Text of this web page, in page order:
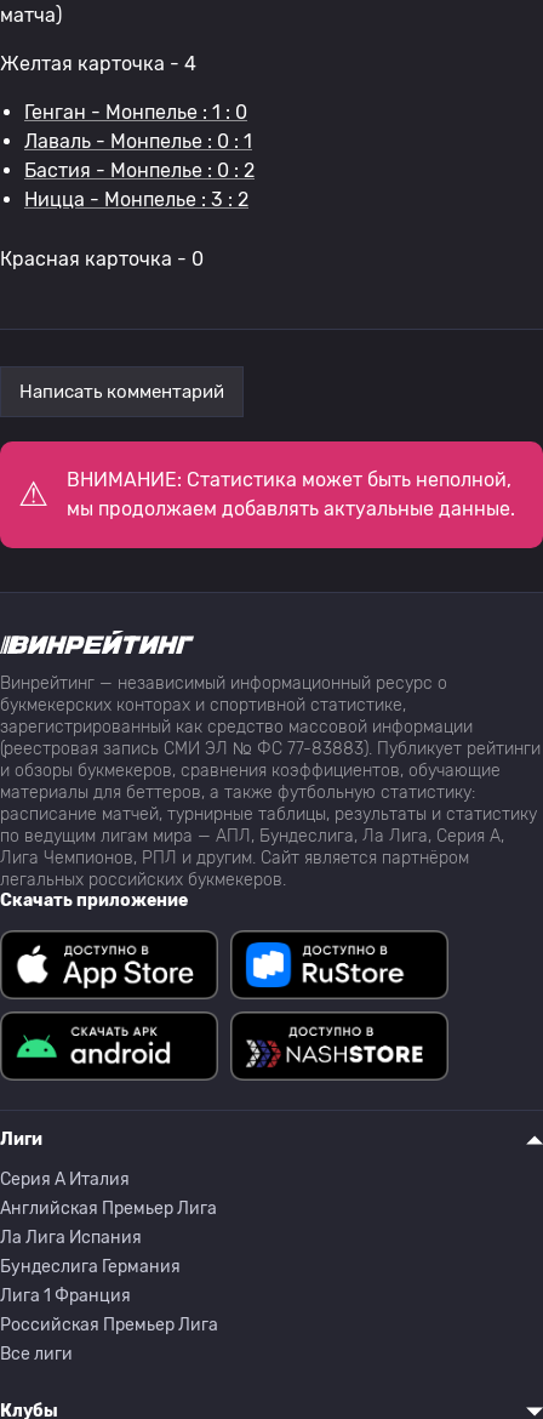
матча)
Желтая карточка - 4
Генган - Монпелье : 1 : 0
Лаваль - Монпелье : 0 : 1
Бастия - Монпелье : 0 : 2
Ницца - Монпелье : 3 : 2
Красная карточка - 0
Написать комментарий
ВНИМАНИЕ: Статистика может быть неполной,
мы продолжаем добавлять актуальные данные.
Винрейтинг — независимый информационный ресурс о
букмекерских конторах и спортивной статистике,
зарегистрированный как средство массовой информации
(реестровая запись СМИ ЭЛ № ФС 77-83883). Публикует рейтинги
и обзоры букмекеров, сравнения коэффициентов, обучающие
материалы для беттеров, а также футбольную статистику:
расписание матчей, турнирные таблицы, результаты и статистику
по ведущим лигам мира — АПЛ, Бундеслига, Ла Лига, Серия А,
Лига Чемпионов, РПЛ и другим. Сайт является партнёром
легальных российских букмекеров.
Скачать приложение
Лиги
Серия A Италия
Английская Премьер Лига
Ла Лига Испания
Бундеслига Германия
Лига 1 Франция
Российская Премьер Лига
Все лиги
Клубы